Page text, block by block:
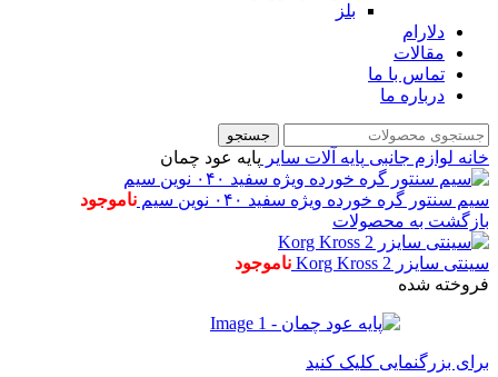
بلز
دلارام
مقالات
تماس با ما
درباره ما
جستجو
خانه لوازم جانبی پایه آلات سایر پایه عود چمان
سیم سنتور گره خورده ویژه سفید ۰۴۰ نوین سیم
ناموجود
بازگشت به محصولات
سینتی سایزر Korg Kross 2
ناموجود
فروخته شده
برای بزرگنمایی کلیک کنید